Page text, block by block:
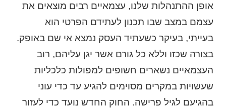
אופן ההתנהלות שלנו, עצמאיים רבים מוצאים את
עצמם במצב שבו תכנון לעתידם הפרטי הוא
בעייתי, בעיקר כשעתיד העסק נמצא אי שם באופק.
בצורה שכזו וללא כל גורם אשר יגן עליהם, רוב
העצמאיים נשארים חשופים למפולות כלכליות
שעשויות במקרים מסוימים להגיע עד כדי עוני
בהגיעם לגיל פרישה. החוק החדש נועד כדי לעזור